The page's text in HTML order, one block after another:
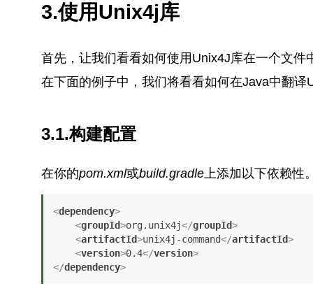
3.使用Unix4j库
首先，让我们看看如何使用Unix4J库在一个文件
在下面的例子中，我们将看看如何在Java中翻译
3.1.构建配置
在你的pom.xml或build.gradle上添加以下依赖性
<dependency>
<groupId>org.unix4j</groupId>
<artifactId>unix4j-command</artifactId>
<version>0.4</version>
</dependency>